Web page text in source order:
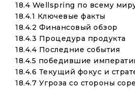
18.4 Wellspring по всему
18.4.1 Ключевые факты
18.4.2 Финансовый обзор
18.4.3 Процедура продукта
18.4.4 Последние события
18.4.5 победившие
18.4.6 Текущий фокус и
18.4.7 Угроза со стороны